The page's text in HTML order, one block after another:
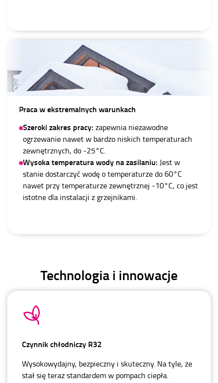
Praca w ekstremalnych warunkach
Szeroki zakres pracy: zapewnia niezawodne
ogrzewanie nawet w bardzo niskich temperaturach
zewnętrznych, do -25°C.
Wysoka temperatura wody na zasilaniu: Jest w
stanie dostarczyć wodę o temperaturze do 60°C
nawet przy temperaturze zewnętrznej -10°C, co jest
istotne dla instalacji z grzejnikami.
Technologia i innowacje
Czynnik chłodniczy R32
Wysokowydajny, bezpieczny i skuteczny. Na tyle, że
stał się teraz standardem w pompach ciepła.